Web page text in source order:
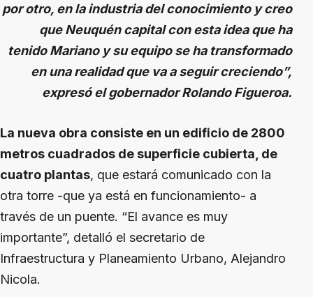
por otro, en la industria del conocimiento y creo
que Neuquén capital con esta idea que ha
tenido Mariano y su equipo se ha transformado
en una realidad que va a seguir creciendo”,
expresó el gobernador Rolando Figueroa.
La nueva obra consiste en un edificio de 2800
metros cuadrados de superficie cubierta, de
cuatro plantas, que estará comunicado con la
otra torre -que ya está en funcionamiento- a
través de un puente. “El avance es muy
importante”, detalló el secretario de
Infraestructura y Planeamiento Urbano, Alejandro
Nicola.